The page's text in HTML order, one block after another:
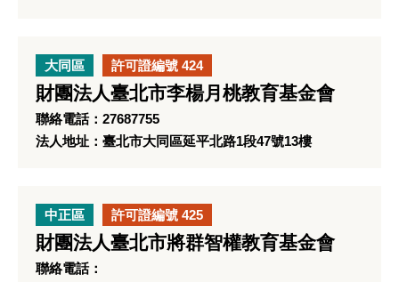
大同區 許可證編號 424
財團法人臺北市李楊月桃教育基金會
聯絡電話：27687755
法人地址：臺北市大同區延平北路1段47號13樓
中正區 許可證編號 425
財團法人臺北市將群智權教育基金會
聯絡電話：